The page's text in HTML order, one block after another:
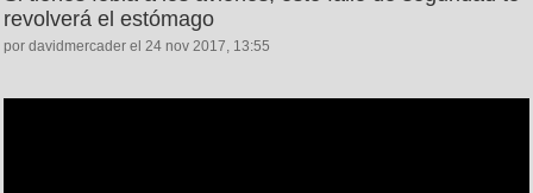
revolverá el estómago
por davidmercader el 24 nov 2017, 13:55